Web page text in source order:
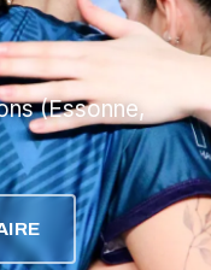
(Essonne,